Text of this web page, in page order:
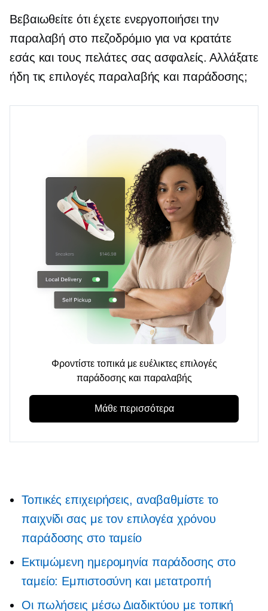
Βεβαιωθείτε ότι έχετε ενεργοποιήσει την
παραλαβή στο πεζοδρόμιο για να κρατάτε
εσάς και τους πελάτες σας ασφαλείς. Αλλάξατε
ήδη τις επιλογές παραλαβής και παράδοσης;
Φροντίστε τοπικά με ευέλικτες επιλογές
παράδοσης και παραλαβής
Μάθε περισσότερα
Τοπικές επιχειρήσεις, αναβαθμίστε το
παιχνίδι σας με τον επιλογέα χρόνου
παράδοσης στο ταμείο
Εκτιμώμενη ημερομηνία παράδοσης στο
ταμείο: Εμπιστοσύνη και μετατροπή
Οι πωλήσεις μέσω Διαδικτύου με τοπική